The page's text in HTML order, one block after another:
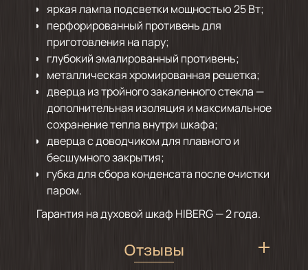
яркая лампа подсветки мощностью 25 Вт;
перфорированный противень для
приготовления на пару;
глубокий эмалированный противень;
металлическая хромированная решетка;
дверца из тройного закаленного стекла —
дополнительная изоляция и максимальное
сохранение тепла внутри шкафа;
дверца с доводчиком для плавного и
бесшумного закрытия;
губка для сбора конденсата после очистки
паром.
Гарантия на духовой шкаф HIBERG — 2 года.
Отзывы